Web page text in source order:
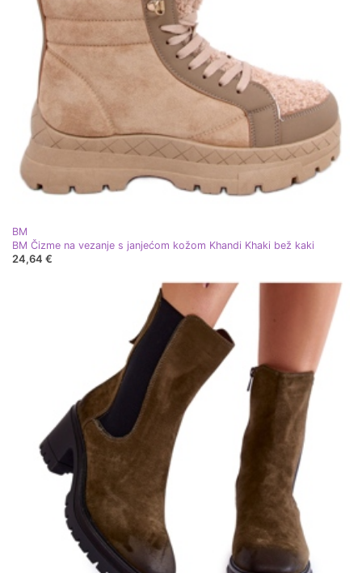
BM
BM Čizme na vezanje s janjećom kožom Khandi Khaki bež kaki
24,64 €